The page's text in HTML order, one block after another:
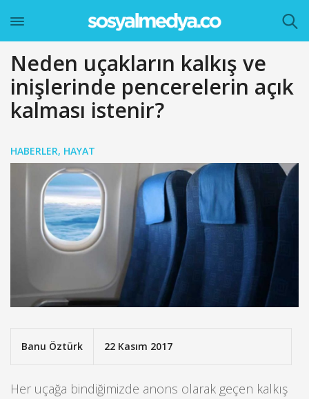
Neden uçakların kalkış ve
inişlerinde pencerelerin açık
kalması istenir?
HABERLER, HAYAT
Banu Öztürk 22 Kasım 2017
Her uçağa bindiğimizde anons olarak geçen kalkış